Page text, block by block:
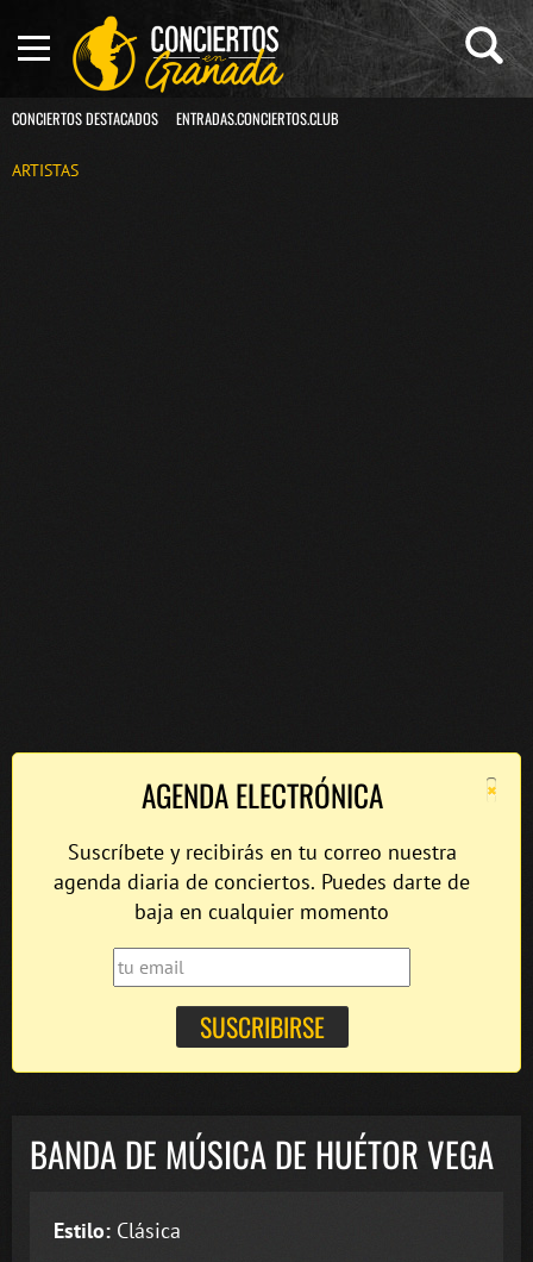
CONCIERTOS DESTACADOS ENTRADAS.CONCIERTOS.CLUB
ARTISTAS
×
AGENDA ELECTRÓNICA
Suscríbete y recibirás en tu correo nuestra
agenda diaria de conciertos. Puedes darte de
baja en cualquier momento
BANDA DE MÚSICA DE HUÉTOR VEGA
Estilo: Clásica